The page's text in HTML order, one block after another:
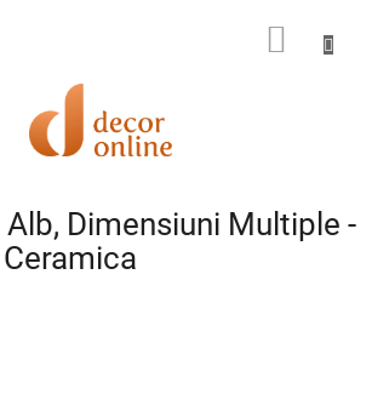
COŞ
Alb, Dimensiuni Multiple -